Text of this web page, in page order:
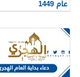
عام 1449